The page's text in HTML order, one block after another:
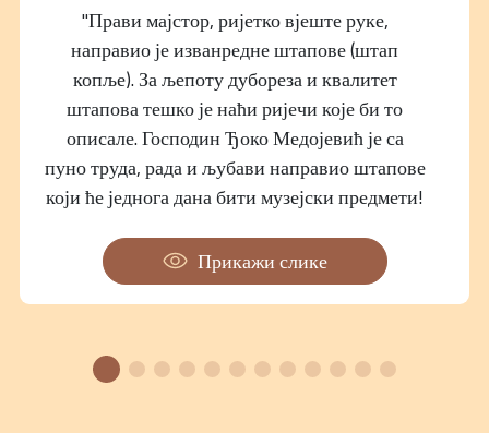
"Прави мајстор, ријетко вјеште руке,
направио је изванредне штапове (штап
копље). За љепоту дубореза и квалитет
штапова тешко је наћи ријечи које би то
описале. Господин Ђоко Медојевић је са
пуно труда, рада и љубави направио штапове
који ће једнога дана бити музејски предмети!
Прикажи слике